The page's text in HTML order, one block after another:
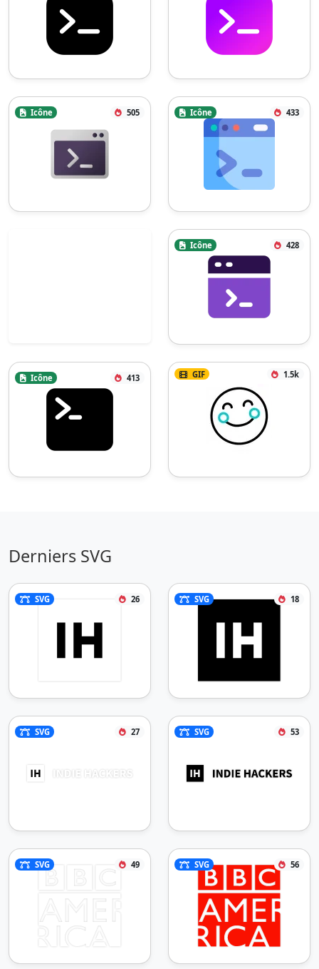
Icône 505 Icône 433
Icône 428
Icône 413 GIF 1.5k
Derniers SVG
SVG 26 SVG 18
SVG 27 SVG 53
SVG 49 SVG 56